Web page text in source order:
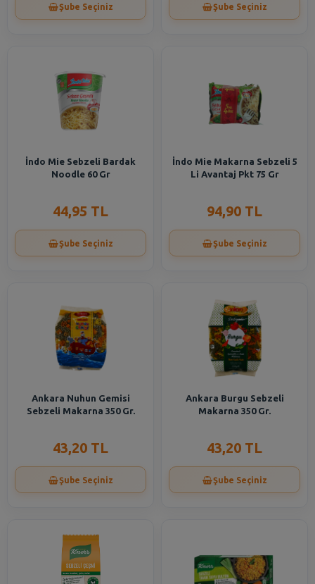
Şube Seçiniz Şube Seçiniz
İndo Mie Sebzeli Bardak
Noodle 60 Gr
44,95 TL
Şube Seçiniz
İndo Mie Makarna Sebzeli 5
Li Avantaj Pkt 75 Gr
94,90 TL
Şube Seçiniz
Ankara Nuhun Gemisi
Sebzeli Makarna 350 Gr.
43,20 TL
Şube Seçiniz
Ankara Burgu Sebzeli
Makarna 350 Gr.
43,20 TL
Şube Seçiniz